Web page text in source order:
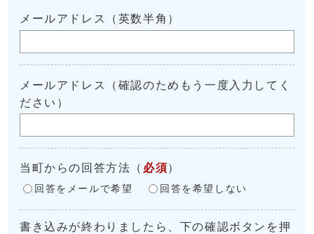
メールアドレス（英数半角）
メールアドレス（確認のためもう一度入力してく
ださい）
当町からの回答方法 （ 必須 ）
回答をメールで希望 回答を希望しない
書き込みが終わりましたら、下の確認ボタンを押